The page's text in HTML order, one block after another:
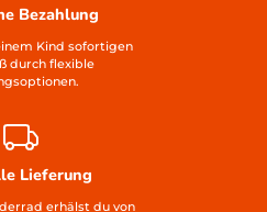
Bezahlung
Kind sofortigen
durch flexible
Lieferung
erhälst du von